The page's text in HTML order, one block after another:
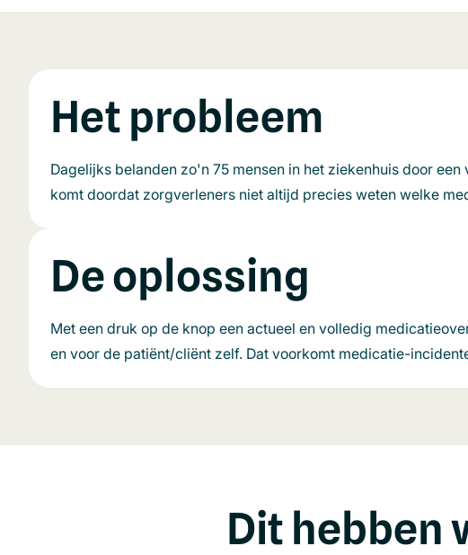
Het probleem
Dagelijks belanden zo'n 75 mensen in het ziekenhuis door
komt doordat zorgverleners niet altijd precies weten welke
De oplossing
Met een druk op de knop een actueel en volledig
en voor de patiënt/cliënt zelf. Dat voorkomt medicatie-
Dit hebben